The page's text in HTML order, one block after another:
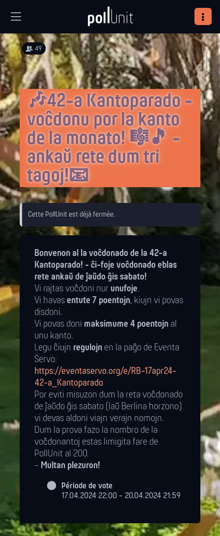
49
🎶42-a Kantoparado -
voĉdonu por la kanto
de la monato! 🎼🎵 -
ankaŭ rete dum tri
tagoj!📧
Cette PollUnit est déjà fermée.
Bonvenon al la voĉdonado de la 42-a
Kantoparado! - ĉi-foje voĉdonado eblas
rete ankaŭ de ĵaŭdo ĝis sabato!
Vi rajtas voĉdoni nur unufoje.
Vi havas entute 7 poentojn, kiujn vi povas
disdoni.
Vi povas doni maksimume 4 poentojn al
unu kanto.
Legu ĉiujn regulojn en la paĝo de Eventa
Servo:
https://eventaservo.org/e/RB-17apr24-
42-a_Kantoparado
Por eviti misuzon dum la reta voĉdonado
de ĵaŭdo ĝis sabato (laŭ Berlina horzono)
vi devas aldoni viajn verajn nomojn.
Dum la prova fazo la nombro de la
voĉdonantoj estas limigita fare de
PollUnit al 200.
- Multan plezuron!
Période de vote
17.04.2024 22:00 - 20.04.2024 21:59